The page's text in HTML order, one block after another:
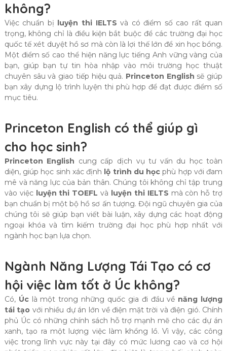
không?
Việc chuẩn bị luyện thi IELTS và có điểm số cao rất quan
trọng, không chỉ là điều kiện bắt buộc để các trường đại học
quốc tế xét duyệt hồ sơ mà còn là lợi thế lớn để xin học bổng.
Một điểm số cao thể hiện năng lực tiếng Anh vững vàng của
bạn, giúp bạn tự tin hòa nhập vào môi trường học thuật
chuyên sâu và giao tiếp hiệu quả. Princeton English sẽ giúp
bạn xây dựng lộ trình luyện thi phù hợp để đạt được điểm số
mục tiêu.
Princeton English có thể giúp gì
cho học sinh?
Princeton English cung cấp dịch vụ tư vấn du học toàn
diện, giúp học sinh xác định lộ trình du học phù hợp với đam
mê và năng lực của bản thân. Chúng tôi không chỉ tập trung
vào việc luyện thi TOEFL và luyện thi IELTS mà còn hỗ trợ
bạn chuẩn bị một bộ hồ sơ ấn tượng. Đội ngũ chuyên gia của
chúng tôi sẽ giúp bạn viết bài luận, xây dựng các hoạt động
ngoại khóa và tìm kiếm trường đại học phù hợp nhất với
ngành học bạn lựa chọn.
Ngành Năng Lượng Tái Tạo có cơ
hội việc làm tốt ở Úc không?
Có, Úclà một trong những quốc gia đi đầu về năng lượng
tái tạo với nhiều dự án lớn về điện mặt trời và điện gió. Chính
phủ Úc có những chính sách hỗ trợ mạnh mẽ cho các dự án
xanh, tạo ra một lượng việc làm khổng lồ. Vì vậy, các công
việc trong lĩnh vực này tại đây có mức lương cao và cơ hội